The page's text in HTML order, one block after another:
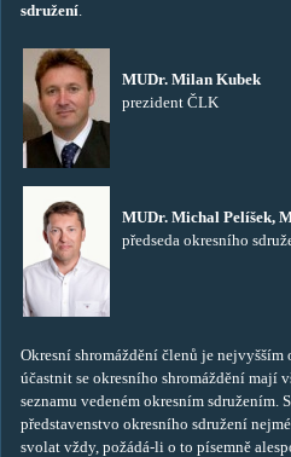
sdružení.
MUDr. Milan Kubek
prezident ČLK
MUDr. Michal Pelíšek,
předseda okresního
Okresní shromáždění členů je nejvyšším
účastnit se okresního shromáždění mají
seznamu vedeném okresním sdružením.
představenstvo okresního sdružení
svolat vždy, požádá-li o to písemně